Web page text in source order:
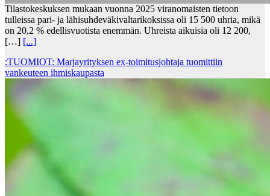
Tilastokeskuksen mukaan vuonna 2025 viranomaisten tietoon
tulleissa pari- ja lähisuhdeväkivaltarikoksissa oli 15 500 uhria, mikä
on 20,2 % edellisvuotista enemmän. Uhreista aikuisia oli 12 200,
[…] [...]
:TUOMIOT: Marjayrityksen ex-toimitusjohtaja tuomittiin
vankeuteen ihmiskaupasta